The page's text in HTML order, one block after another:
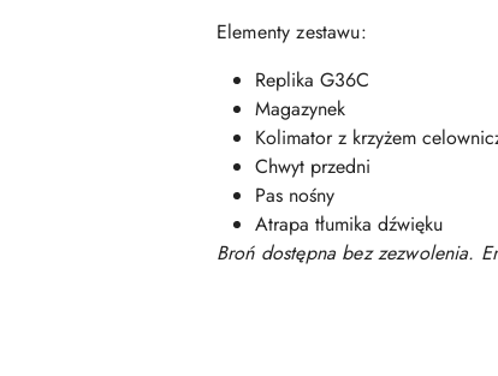
Elementy zestawu:
Replika G36C
Magazynek
Kolimator z krzyżem
Chwyt przedni
Pas nośny
Atrapa tłumika dźwięku
Broń dostępna bez zezwolenia.